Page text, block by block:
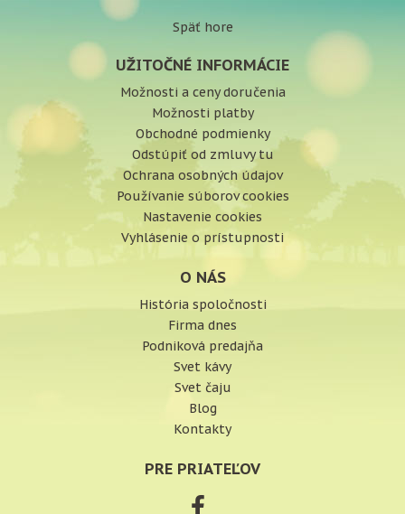
Späť hore
UŽITOČNÉ INFORMÁCIE
Možnosti a ceny doručenia
Možnosti platby
Obchodné podmienky
Odstúpiť od zmluvy tu
Ochrana osobných údajov
Používanie súborov cookies
Nastavenie cookies
Vyhlásenie o prístupnosti
O NÁS
História spoločnosti
Firma dnes
Podniková predajňa
Svet kávy
Svet čaju
Blog
Kontakty
PRE PRIATEĽOV